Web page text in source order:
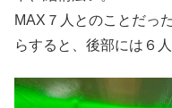
MAX７人とのことだっ
らすると、後部には６